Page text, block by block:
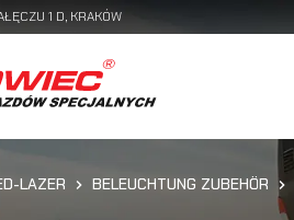
1 D, KRAKÓW
LAZER BELEUCHTUNG ZUBEHÖR